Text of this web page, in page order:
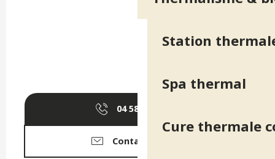
Station
Spa thermal
Cure thermale
04 58 17 48
Contactez-nous